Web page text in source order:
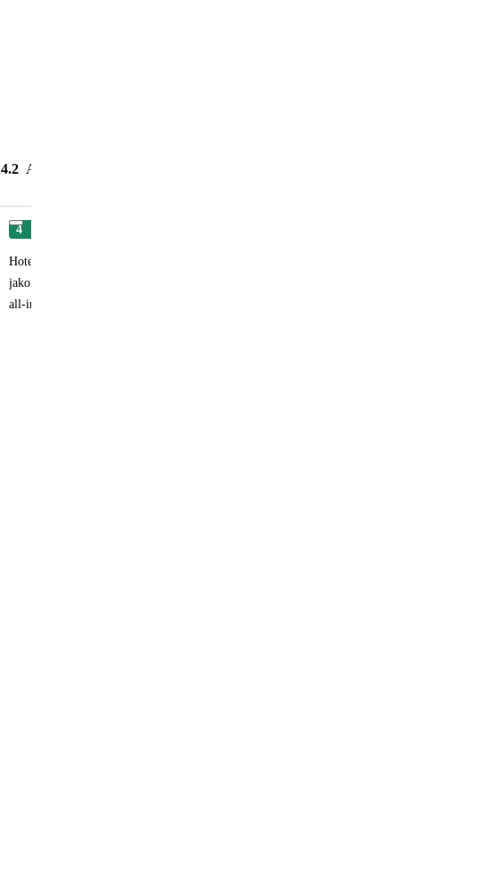
4.2 Atrakce v okolí
4
Hotel i okolí v pořádku, pláž s kamínky , lehátka a slunečníky zdarma, ale strašně moc blízko na sebe
jakou jsme kde na dovolené zažili, jídlo celkem slušné, ale obsluha, čistota a servis, to byla jedna velká
all-in v celém areálu je také málo, byly tam neustálé fronty na přímém slunci